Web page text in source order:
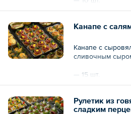
Канапе с
Канапе с
сливочным
— 15 шт.
Рулетик из
сладким